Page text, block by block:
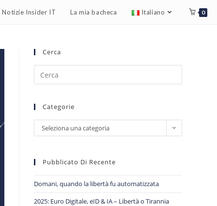
Notizie Insider IT La mia bacheca Italiano 0
Cerca
Categorie
Seleziona una categoria
Pubblicato Di Recente
Domani, quando la libertà fu automatizzata
2025: Euro Digitale, eID & IA – Libertà o Tirannia